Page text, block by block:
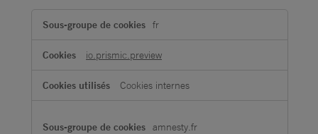
fr
io.prismic.preview
Cookies internes
amnesty.fr